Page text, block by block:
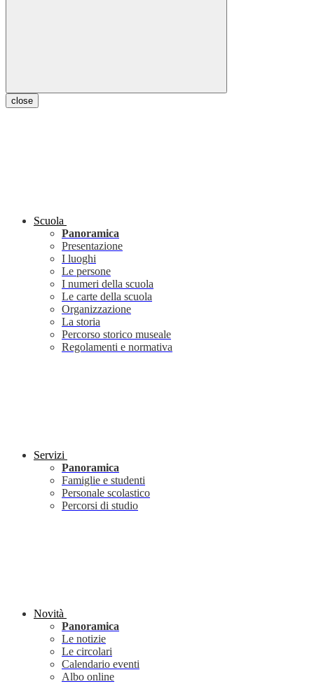
close
Scuola
Panoramica
Presentazione
I luoghi
Le persone
I numeri della scuola
Le carte della scuola
Organizzazione
La storia
Percorso storico museale
Regolamenti e normativa
Servizi
Panoramica
Famiglie e studenti
Personale scolastico
Percorsi di studio
Novità
Panoramica
Le notizie
Le circolari
Calendario eventi
Albo online